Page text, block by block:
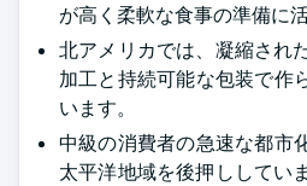
が高く柔軟な食事の準備に
北アメリカでは、凝縮され
加工と持続可能な包装で作
います。
中級の消費者の急速な都市
太平洋地域を後押ししてい